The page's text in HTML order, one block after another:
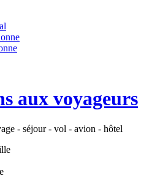
aux voyageurs
- séjour - vol - avion - hôtel